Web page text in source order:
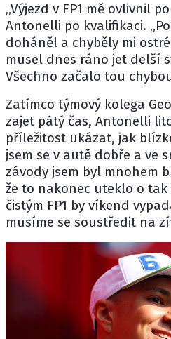
„Výjezd v FP1 mě ovlivnil
Antonelli po kvalifikaci.
doháněl a chyběly mi
musel dnes ráno jet delší
Všechno začalo tou
Zatímco týmový kolega
zajet pátý čas, Antonelli
příležitost ukázat, jak
jsem se v autě dobře a ve
závody jsem byl mnohem
že to nakonec uteklo o tak
čistým FP1 by víkend
musíme se soustředit na